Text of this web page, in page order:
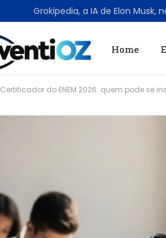
Home
Certificador do ENEM 2026: quem pode se